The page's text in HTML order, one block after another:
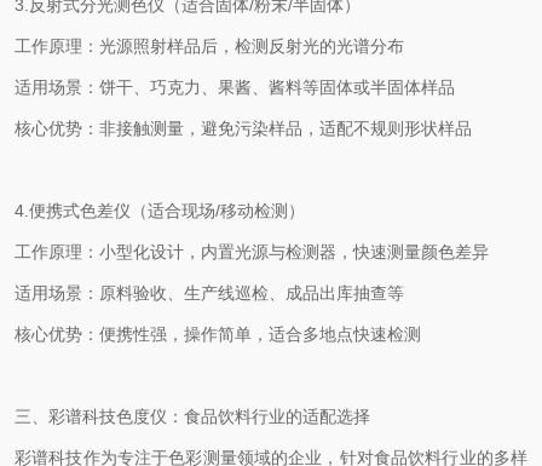
3. 反射式分光测色仪（适合固体/粉末/半固体）
工作原理：光源照射样品后，检测反射光的光谱分布
适用场景：饼干、巧克力、果酱、酱料等固体或半固体样品
核心优势：非接触测量，避免污染样品，适配不规则形状样品
4. 便携式色差仪（适合现场/移动检测）
工作原理：小型化设计，内置光源与检测器，快速测量颜色差异
适用场景：原料验收、生产线巡检、成品出库抽查等
核心优势：便携性强，操作简单，适合多地点快速检测
三、彩谱科技色度仪：食品饮料行业的适配选择
彩谱科技作为专注于色彩测量领域的企业，针对食品饮料行业的多样